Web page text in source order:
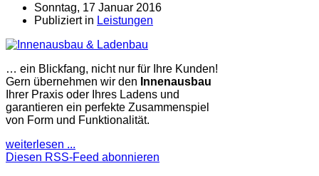
Sonntag, 17 Januar 2016
Publiziert in Leistungen
… ein Blickfang, nicht nur für Ihre Kunden!
Gern übernehmen wir den Innenausbau
Ihrer Praxis oder Ihres Ladens und
garantieren ein perfekte Zusammenspiel
von Form und Funktionalität.
weiterlesen ...
Diesen RSS-Feed abonnieren